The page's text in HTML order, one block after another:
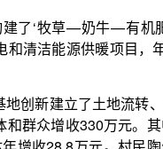
转、务工就业、资产收益等
。其中，68户脱贫户通过资
民陶生莲在养殖基地上班，
生活，又能照顾老人和孩
江苏援青企业深度参与，提